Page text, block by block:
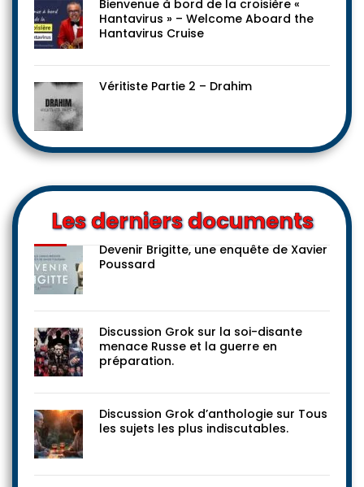
Bienvenue à bord de la croisière «
Hantavirus » – Welcome Aboard the
Hantavirus Cruise
Véritiste Partie 2 – Drahim
Les derniers documents
Devenir Brigitte, une enquête de Xavier
Poussard
Discussion Grok sur la soi-disante
menace Russe et la guerre en
préparation.
Discussion Grok d’anthologie sur Tous
les sujets les plus indiscutables.